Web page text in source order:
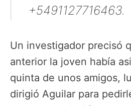
+5491127716463.
Un investigador precisó
anterior la joven había
quinta de unos amigos,
dirigió Aguilar para